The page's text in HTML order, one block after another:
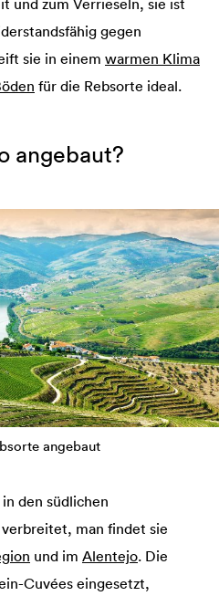
und zum Verrieseln, sie ist
gegen
sie in einem warmen Klima
für die Rebsorte ideal.
angebaut?
angebaut
den südlichen
man findet sie
und im Alentejo. Die
Cuvées eingesetzt,